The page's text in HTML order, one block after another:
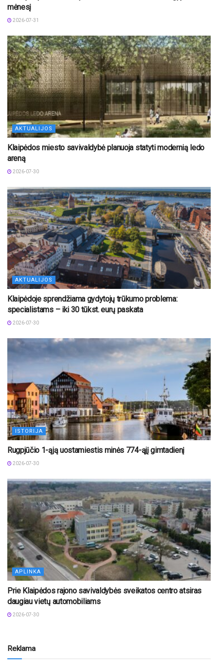
mėnesį
2026-07-31
AKTUALIJOS
Klaipėdos miesto savivaldybė planuoja statyti modernią ledo
areną
2026-07-30
AKTUALIJOS
Klaipėdoje sprendžiama gydytojų trūkumo problema:
specialistams – iki 30 tūkst. eurų paskata
2026-07-30
ISTORIJA
Rugpjūčio 1-ąją uostamiestis minės 774-ąjį gimtadienį
2026-07-30
APLINKA
Prie Klaipėdos rajono savivaldybės sveikatos centro atsiras
daugiau vietų automobiliams
2026-07-30
Reklama